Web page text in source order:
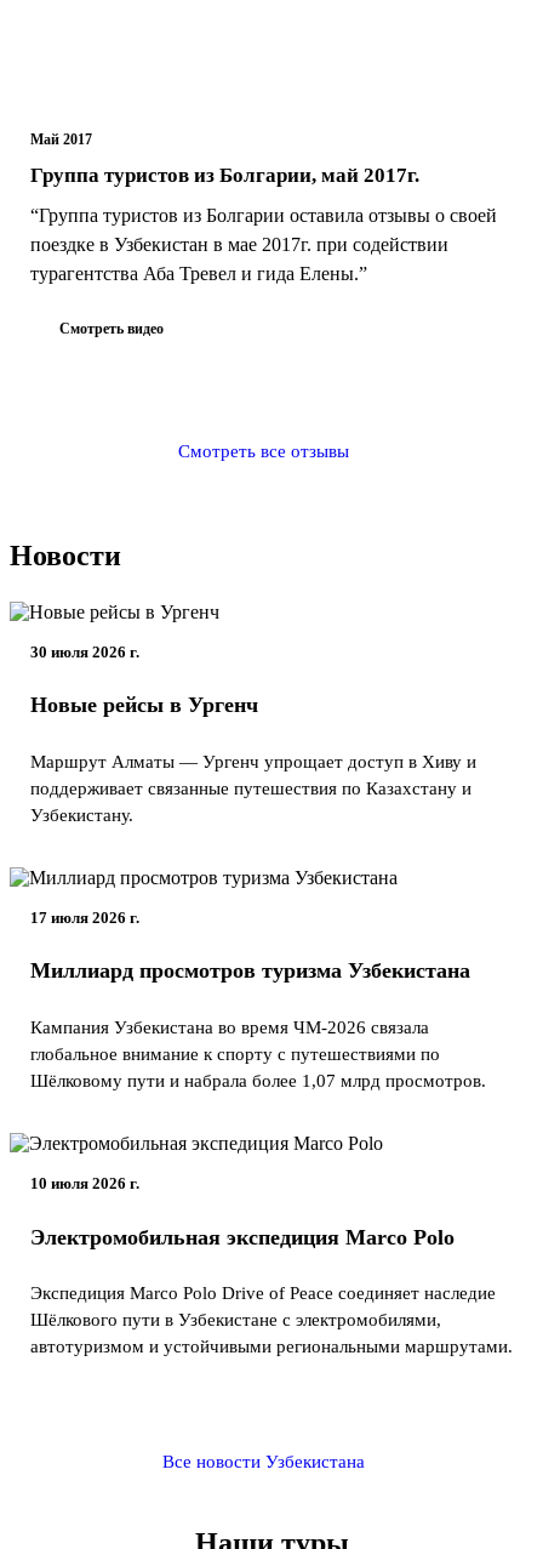
Май 2017
Группа туристов из Болгарии, май 2017г.
“Группа туристов из Болгарии оставила отзывы о своей
поездке в Узбекистан в мае 2017г. при содействии
турагентства Аба Тревел и гида Елены.”
Смотреть видео
Смотреть все отзывы
Новости
30 июля 2026 г.
Новые рейсы в Ургенч
Маршрут Алматы — Ургенч упрощает доступ в Хиву и
поддерживает связанные путешествия по Казахстану и
Узбекистану.
17 июля 2026 г.
Миллиард просмотров туризма Узбекистана
Кампания Узбекистана во время ЧМ-2026 связала
глобальное внимание к спорту с путешествиями по
Шёлковому пути и набрала более 1,07 млрд просмотров.
10 июля 2026 г.
Электромобильная экспедиция Marco Polo
Экспедиция Marco Polo Drive of Peace соединяет наследие
Шёлкового пути в Узбекистане с электромобилями,
автотуризмом и устойчивыми региональными маршрутами.
Все новости Узбекистана